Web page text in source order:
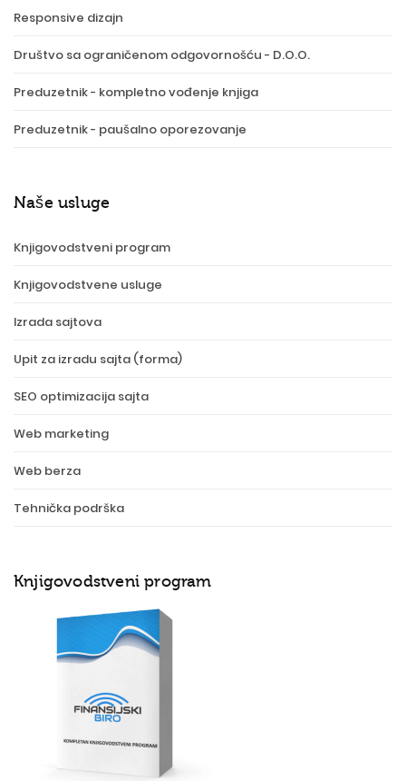
Responsive dizajn
Društvo sa ograničenom odgovornošću - D.O.O.
Preduzetnik - kompletno vođenje knjiga
Preduzetnik - paušalno oporezovanje
Naše usluge
Knjigovodstveni program
Knjigovodstvene usluge
Izrada sajtova
Upit za izradu sajta (forma)
SEO optimizacija sajta
Web marketing
Web berza
Tehnička podrška
Knjigovodstveni program